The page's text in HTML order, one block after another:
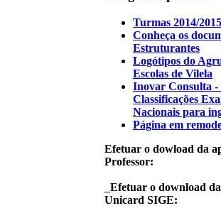
Turmas 2014/2015
Conheça os
Estruturantes
Logótipos do
Escolas de Vilela
Inovar Consulta -
Classificações
Nacionais para
Página em
Efetuar o dowload da
Professor:
Efetuar o download
Unicard SIGE: